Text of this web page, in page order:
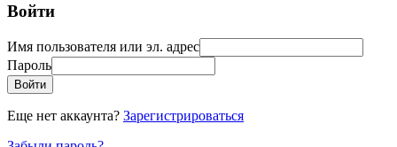
Войти
Имя пользователя или эл. адрес
Пароль
Войти
Еще нет аккаунта? Зарегистрироваться